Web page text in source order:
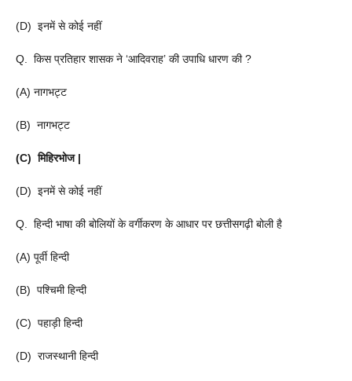
(D) इनमें से कोई नहीं
Q. किस प्रतिहार शासक ने ‘आदिवराह’ की उपाधि धारण की ?
(A) नागभट्ट
(B) नागभट्ट
(C) मिहिरभोज |
(D) इनमें से कोई नहीं
Q. हिन्दी भाषा की बोलियों के वर्गीकरण के आधार पर छत्तीसगढ़ी बोली है
(A) पूर्वी हिन्दी
(B) पश्चिमी हिन्दी
(C) पहाड़ी हिन्दी
(D) राजस्थानी हिन्दी